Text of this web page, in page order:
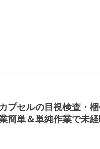
プセルの目視検査・
簡単＆単純作業で未